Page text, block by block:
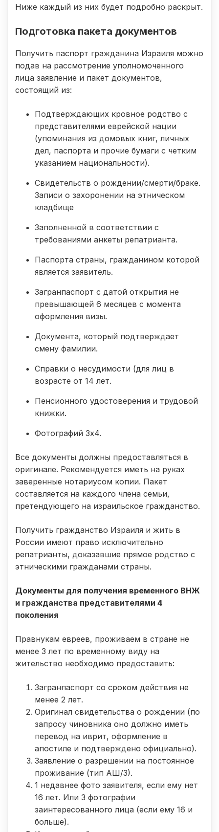
Ниже каждый из них будет подробно раскрыт.
Подготовка пакета документов
Получить паспорт гражданина Израиля можно
подав на рассмотрение уполномоченного
лица заявление и пакет документов,
состоящий из:
Подтверждающих кровное родство с
представителями еврейской нации
(упоминания из домовых книг, личных
дел, паспорта и прочие бумаги с четким
указанием национальности).
Свидетельств о рождении/смерти/браке.
Записи о захоронении на этническом
кладбище
Заполненной в соответствии с
требованиями анкеты репатрианта.
Паспорта страны, гражданином которой
является заявитель.
Загранпаспорт с датой открытия не
превышающей 6 месяцев с момента
оформления визы.
Документа, который подтверждает
смену фамилии.
Справки о несудимости (для лиц в
возрасте от 14 лет.
Пенсионного удостоверения и трудовой
книжки.
Фотографий 3х4.
Все документы должны предоставляться в
оригинале. Рекомендуется иметь на руках
заверенные нотариусом копии. Пакет
составляется на каждого члена семьи,
претендующего на израильское гражданство.
Получить гражданство Израиля и жить в
России имеют право исключительно
репатрианты, доказавшие прямое родство с
этническими гражданами страны.
Документы для получения временного ВНЖ
и гражданства представителями 4
поколения
Правнукам евреев, проживаем в стране не
менее 3 лет по временному виду на
жительство необходимо предоставить:
Загранпаспорт со сроком действия не
менее 2 лет.
Оригинал свидетельства о рождении (по
запросу чиновника оно должно иметь
перевод на иврит, оформление в
апостиле и подтверждено официально).
Заявление о разрешении на постоянное
проживание (тип АШ/3).
1 недавнее фото заявителя, если ему нет
16 лет. Или 3 фотографии
заинтересованного лица (если ему 16 и
больше).